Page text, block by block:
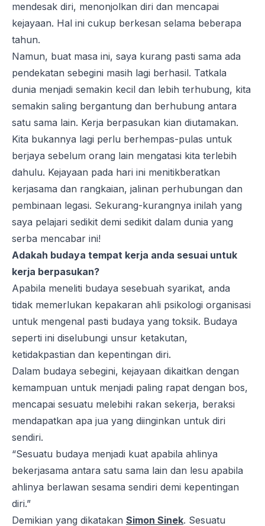
mendesak diri, menonjolkan diri dan mencapai
kejayaan. Hal ini cukup berkesan selama beberapa
tahun.
Namun, buat masa ini, saya kurang pasti sama ada
pendekatan sebegini masih lagi berhasil. Tatkala
dunia menjadi semakin kecil dan lebih terhubung, kita
semakin saling bergantung dan berhubung antara
satu sama lain. Kerja berpasukan kian diutamakan.
Kita bukannya lagi perlu berhempas-pulas untuk
berjaya sebelum orang lain mengatasi kita terlebih
dahulu. Kejayaan pada hari ini menitikberatkan
kerjasama dan rangkaian, jalinan perhubungan dan
pembinaan legasi. Sekurang-kurangnya inilah yang
saya pelajari sedikit demi sedikit dalam dunia yang
serba mencabar ini!
Adakah budaya tempat kerja anda sesuai untuk
kerja berpasukan?
Apabila meneliti budaya sesebuah syarikat, anda
tidak memerlukan kepakaran ahli psikologi organisasi
untuk mengenal pasti budaya yang toksik. Budaya
seperti ini diselubungi unsur ketakutan,
ketidakpastian dan kepentingan diri.
Dalam budaya sebegini, kejayaan dikaitkan dengan
kemampuan untuk menjadi paling rapat dengan bos,
mencapai sesuatu melebihi rakan sekerja, beraksi
mendapatkan apa jua yang diinginkan untuk diri
sendiri.
“Sesuatu budaya menjadi kuat apabila ahlinya
bekerjasama antara satu sama lain dan lesu apabila
ahlinya berlawan sesama sendiri demi kepentingan
diri.”
Demikian yang dikatakan Simon Sinek. Sesuatu